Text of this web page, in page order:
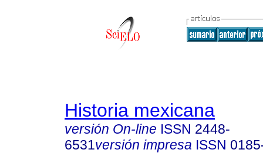
Historia mexicana
versión On-line ISSN 2448-
6531versión impresa ISSN